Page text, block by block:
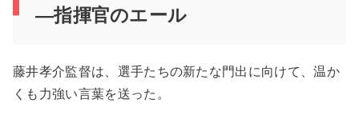
―指揮官のエール
藤井孝介監督は、選手たちの新たな門出に向けて、温か
くも力強い言葉を送った。